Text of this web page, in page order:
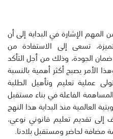
الإشارة في البداية إلى أن
تسعى إلى الاستفادة من
ضمان الجودة، وذلك من أجل التأكد
الأمر يصبح أكثر أهمية بالنسبة
عملية تعليم وتأهيل الطلبة
الفاعلة في بناء مستقبل
العالمية منذ البداية هذا النهج
إلى تقديم تعليم قانوني نوعي،
مضافة لحاضر ومستقبل بلادنا.